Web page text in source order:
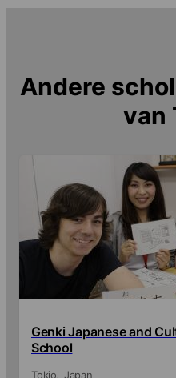
Andere
van
Genki Japanese and
School
Tokio Japan